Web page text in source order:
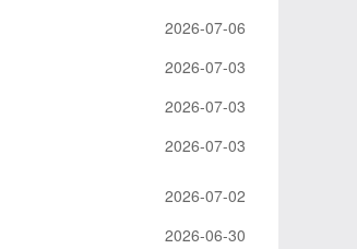
2026-07-06
2026-07-03
2026-07-03
2026-07-03
2026-07-02
2026-06-30